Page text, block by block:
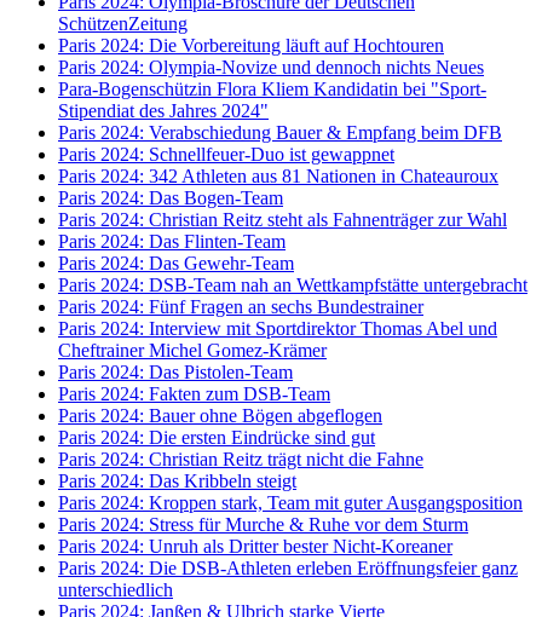
SchützenZeitung
Paris 2024: Die Vorbereitung läuft auf Hochtouren
Paris 2024: Olympia-Novize und dennoch nichts Neues
Para-Bogenschützin Flora Kliem Kandidatin bei "Sport-
Stipendiat des Jahres 2024"
Paris 2024: Verabschiedung Bauer & Empfang beim DFB
Paris 2024: Schnellfeuer-Duo ist gewappnet
Paris 2024: 342 Athleten aus 81 Nationen in Chateauroux
Paris 2024: Das Bogen-Team
Paris 2024: Christian Reitz steht als Fahnenträger zur Wahl
Paris 2024: Das Flinten-Team
Paris 2024: Das Gewehr-Team
Paris 2024: DSB-Team nah an Wettkampfstätte untergebracht
Paris 2024: Fünf Fragen an sechs Bundestrainer
Paris 2024: Interview mit Sportdirektor Thomas Abel und
Cheftrainer Michel Gomez-Krämer
Paris 2024: Das Pistolen-Team
Paris 2024: Fakten zum DSB-Team
Paris 2024: Bauer ohne Bögen abgeflogen
Paris 2024: Die ersten Eindrücke sind gut
Paris 2024: Christian Reitz trägt nicht die Fahne
Paris 2024: Das Kribbeln steigt
Paris 2024: Kroppen stark, Team mit guter Ausgangsposition
Paris 2024: Stress für Murche & Ruhe vor dem Sturm
Paris 2024: Unruh als Dritter bester Nicht-Koreaner
Paris 2024: Die DSB-Athleten erleben Eröffnungsfeier ganz
unterschiedlich
Paris 2024: Janßen & Ulbrich starke Vierte